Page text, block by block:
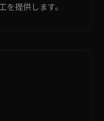
提供します。